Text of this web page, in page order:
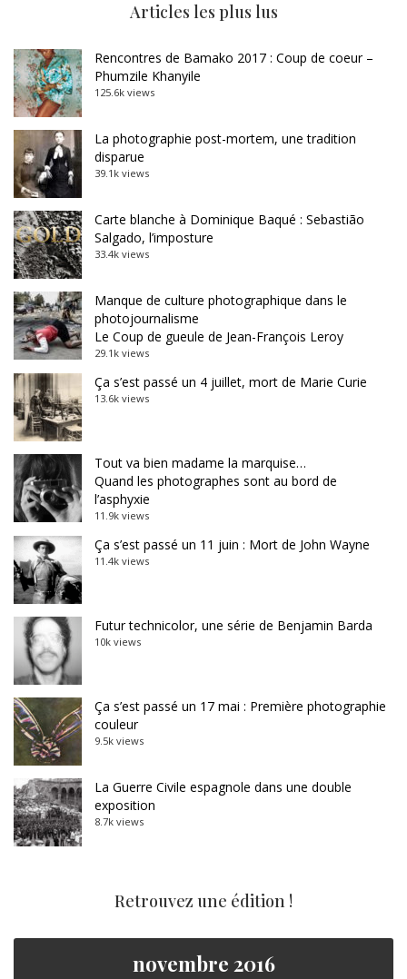
Articles les plus lus
Rencontres de Bamako 2017 : Coup de coeur –
Phumzile Khanyile
125.6k views
La photographie post-mortem, une tradition
disparue
39.1k views
Carte blanche à Dominique Baqué : Sebastião
Salgado, l’imposture
33.4k views
Manque de culture photographique dans le
photojournalisme
Le Coup de gueule de Jean-François Leroy
29.1k views
Ça s’est passé un 4 juillet, mort de Marie Curie
13.6k views
Tout va bien madame la marquise…
Quand les photographes sont au bord de
l’asphyxie
11.9k views
Ça s’est passé un 11 juin : Mort de John Wayne
11.4k views
Futur technicolor, une série de Benjamin Barda
10k views
Ça s’est passé un 17 mai : Première photographie
couleur
9.5k views
La Guerre Civile espagnole dans une double
exposition
8.7k views
Retrouvez une édition !
novembre 2016